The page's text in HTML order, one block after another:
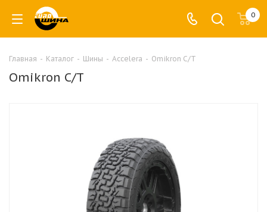
0
Главная - Каталог - Шины - Accelera - Omikron C/T
Omikron C/T